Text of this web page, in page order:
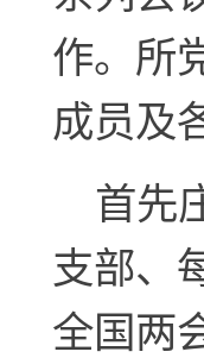
作。所
成员及
首先
支部、
全国两